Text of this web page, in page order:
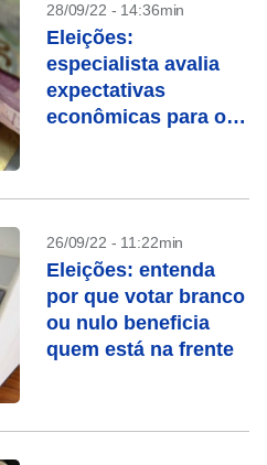
28/09/22 - 14:36min
Eleições:
especialista avalia
expectativas
econômicas para os
26/09/22 - 11:22min
Eleições: entenda
por que votar branco
ou nulo beneficia
quem está na frente